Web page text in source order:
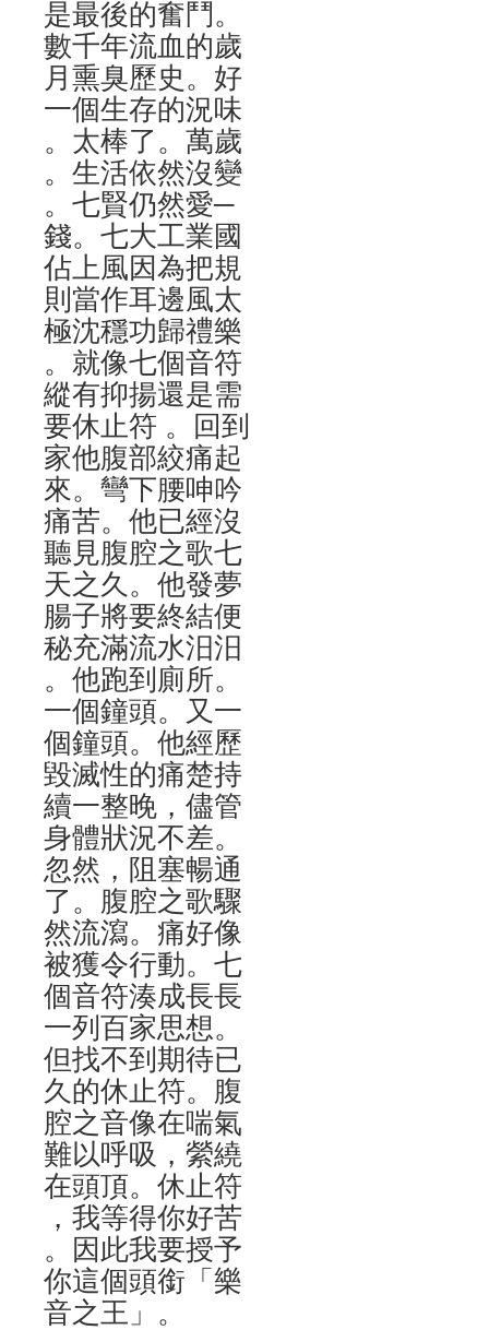
是最後的奮鬥。
數千年流血的歲
月熏臭歷史。好
一個生存的況味
。太棒了。萬歲
。生活依然沒變
。七賢仍然愛─
錢。七大工業國
佔上風因為把規
則當作耳邊風太
極沈穩功歸禮樂
。就像七個音符
縱有抑揚還是需
要休止符 。回到
家他腹部絞痛起
來。彎下腰呻吟
痛苦。他已經沒
聽見腹腔之歌七
天之久。他發夢
腸子將要終結便
秘充滿流水汨汨
。他跑到廁所。
一個鐘頭。又一
個鐘頭。他經歷
毀滅性的痛楚持
續一整晚，儘管
身體狀況不差。
忽然，阻塞暢通
了。腹腔之歌驟
然流瀉。痛好像
被獲令行動。七
個音符湊成長長
一列百家思想。
但找不到期待已
久的休止符。腹
腔之音像在喘氣
難以呼吸，縈繞
在頭頂。休止符
，我等得你好苦
。因此我要授予
你這個頭銜「樂
音之王」。